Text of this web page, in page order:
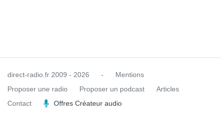
direct-radio.fr 2009 - 2026 -
Mentions
Proposer une radio
Proposer un podcast
Articles
Contact
Offres Créateur audio